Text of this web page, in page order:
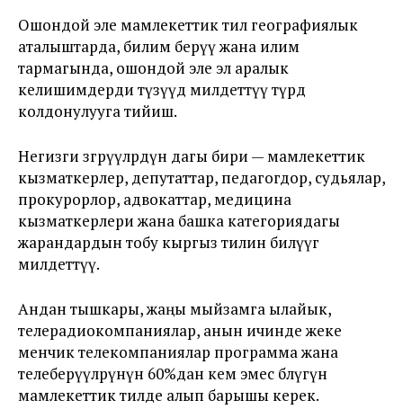
Ошондой эле мамлекеттик тил географиялык
аталыштарда, билим берүү жана илим
тармагында, ошондой эле эл аралык
келишимдерди түзүүдө милдеттүү түрдө
колдонулууга тийиш.
Негизги өзгөрүүлөрдүн дагы бири — мамлекеттик
кызматкерлер, депутаттар, педагогдор, судьялар,
прокурорлор, адвокаттар, медицина
кызматкерлери жана башка категориядагы
жарандардын тобу кыргыз тилин билүүгө
милдеттүү.
Андан тышкары, жаңы мыйзамга ылайык,
телерадиокомпаниялар, анын ичинде жеке
менчик телекомпаниялар программа жана
телеберүүлөрүнүн 60%дан кем эмес бөлүгүн
мамлекеттик тилде алып барышы керек.